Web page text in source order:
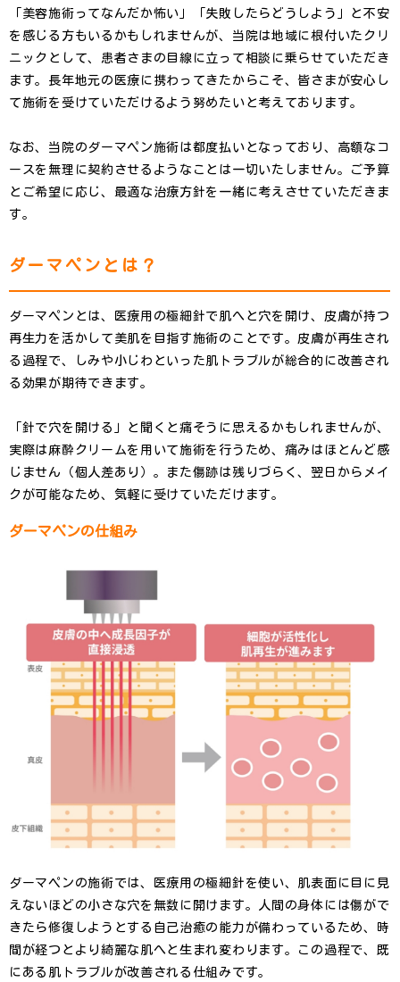
「美容施術ってなんだか怖い」「失敗したらどうしよう」と不安
を感じる方もいるかもしれませんが、当院は地域に根付いたクリ
ニックとして、患者さまの目線に立って相談に乗らせていただき
ます。長年地元の医療に携わってきたからこそ、皆さまが安心し
て施術を受けていただけるよう努めたいと考えております。
なお、当院のダーマペン施術は都度払いとなっており、高額なコ
ースを無理に契約させるようなことは一切いたしません。ご予算
とご希望に応じ、最適な治療方針を一緒に考えさせていただきま
す。
ダーマペンとは？
ダーマペンとは、医療用の極細針で肌へと穴を開け、皮膚が持つ
再生力を活かして美肌を目指す施術のことです。皮膚が再生され
る過程で、しみや小じわといった肌トラブルが総合的に改善され
る効果が期待できます。
「針で穴を開ける」と聞くと痛そうに思えるかもしれませんが、
実際は麻酔クリームを用いて施術を行うため、痛みはほとんど感
じません（個人差あり）。また傷跡は残りづらく、翌日からメイ
クが可能なため、気軽に受けていただけます。
ダーマペンの仕組み
ダーマペンの施術では、医療用の極細針を使い、肌表面に目に見
えないほどの小さな穴を無数に開けます。人間の身体には傷がで
きたら修復しようとする自己治癒の能力が備わっているため、時
間が経つとより綺麗な肌へと生まれ変わります。この過程で、既
にある肌トラブルが改善される仕組みです。